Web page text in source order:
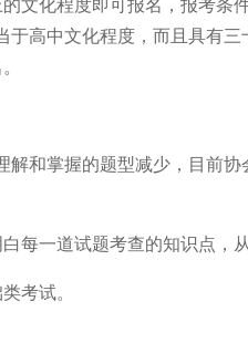
文化程度即可报名，报考条
高中文化程度，而且具有三
和掌握的题型减少，目前
每一道试题考查的知识点，从
考试。